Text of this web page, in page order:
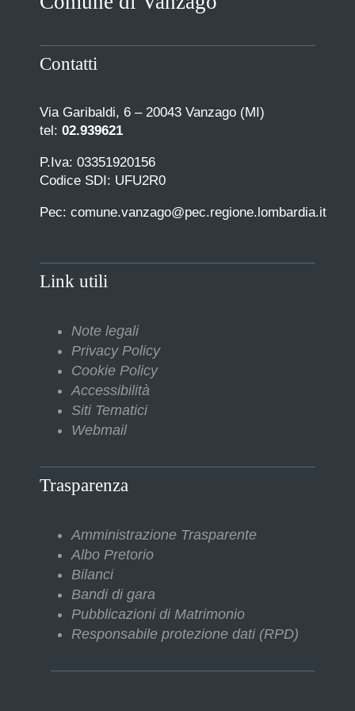
Contatti
Via Garibaldi, 6 – 20043 Vanzago (MI)
tel: 02.939621
P.Iva: 03351920156
Codice SDI: UFU2R0
Pec: comune.vanzago@pec.regione.lombardia.it
Link utili
Note legali
Privacy Policy
Cookie Policy
Accessibilità
Siti Tematici
Webmail
Trasparenza
Amministrazione Trasparente
Albo Pretorio
Bilanci
Bandi di gara
Pubblicazioni di Matrimonio
Responsabile protezione dati (RPD)